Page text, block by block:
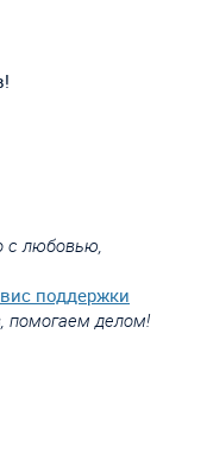
с любовью,
поддержки
помогаем делом!